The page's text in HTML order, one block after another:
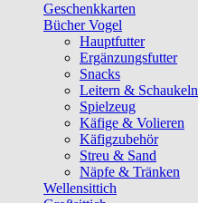
Geschenkkarten
Bücher Vogel
Hauptfutter
Ergänzungsfutter
Snacks
Leitern & Schaukeln
Spielzeug
Käfige & Volieren
Käfigzubehör
Streu & Sand
Näpfe & Tränken
Wellensittich